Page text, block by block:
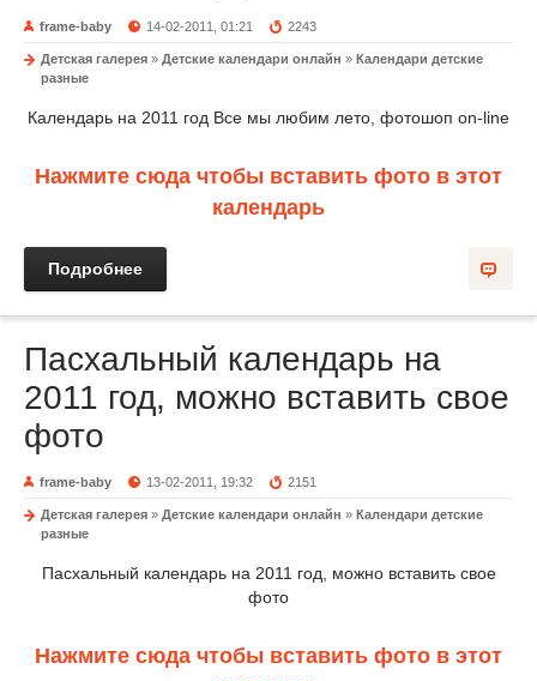
frame-baby 14-02-2011, 01:21 2243
Детская галерея » Детские календари онлайн » Календари детские
разные
Календарь на 2011 год Все мы любим лето, фотошоп on-line
Нажмите сюда чтобы вставить фото в этот
календарь
Подробнее
Пасхальный календарь на
2011 год, можно вставить свое
фото
frame-baby 13-02-2011, 19:32 2151
Детская галерея » Детские календари онлайн » Календари детские
разные
Пасхальный календарь на 2011 год, можно вставить свое
фото
Нажмите сюда чтобы вставить фото в этот